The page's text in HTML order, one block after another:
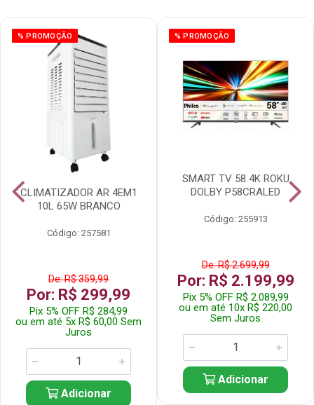
% PROMOÇÃO
CLIMATIZADOR AR 4EM1
10L 65W BRANCO
Código: 257581
De: R$ 359,99
Por: R$ 299,99
Pix 5% OFF R$ 284,99
ou em até 5x R$ 60,00 Sem
Juros
Adicionar
% PROMOÇÃO
SMART TV 58 4K ROKU
DOLBY P58CRALED
Código: 255913
De: R$ 2.699,99
Por: R$ 2.199,99
Pix 5% OFF R$ 2.089,99
ou em até 10x R$ 220,00
Sem Juros
Adicionar